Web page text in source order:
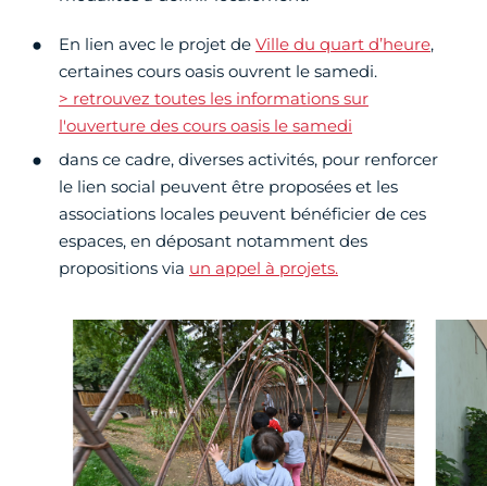
En lien avec le projet de Ville du quart d’heure,
certaines cours oasis ouvrent le samedi.
> retrouvez toutes les informations sur
l'ouverture des cours oasis le samedi
dans ce cadre, diverses activités, pour renforcer
le lien social peuvent être proposées et les
associations locales peuvent bénéficier de ces
espaces, en déposant notamment des
propositions via un appel à projets.